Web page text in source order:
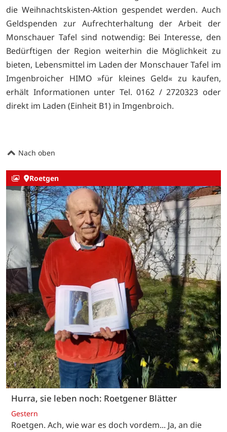
die Weihnachtskisten-Aktion gespendet werden. Auch
Geldspenden zur Aufrechterhaltung der Arbeit der
Monschauer Tafel sind notwendig: Bei Interesse, den
Bedürftigen der Region weiterhin die Möglichkeit zu
bieten, Lebensmittel im Laden der Monschauer Tafel im
Imgenbroicher HIMO »für kleines Geld« zu kaufen,
erhält Informationen unter Tel. 0162 / 2720323 oder
direkt im Laden (Einheit B1) in Imgenbroich.
Nach oben
Roetgen
Hurra, sie leben noch: Roetgener Blätter
Gestern
Roetgen. Ach, wie war es doch vordem... Ja, an die